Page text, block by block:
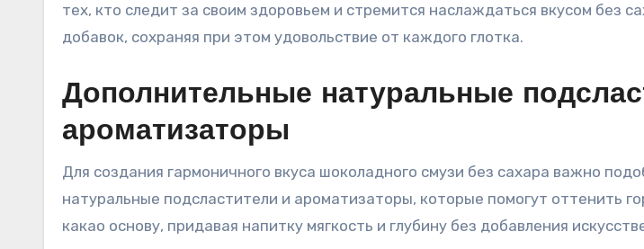
тех, кто следит за своим здоровьем и стремится наслаждаться вкусом без
добавок, сохраняя при этом удовольствие от каждого глотка.
Дополнительные натуральные
ароматизаторы
Для создания гармоничного вкуса шоколадного смузи без сахара важно
натуральные подсластители и ароматизаторы, которые помогут оттенить
какао основу, придавая напитку мягкость и глубину без добавления